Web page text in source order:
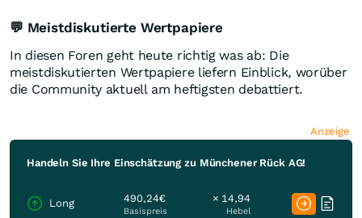
💬 Meistdiskutierte Wertpapiere
In diesen Foren geht heute richtig was ab: Die
meistdiskutierten Wertpapiere liefern Einblick, worüber
die Community aktuell am heftigsten debattiert.
Anzeige
Handeln Sie Ihre Einschätzung zu Münchener Rück AG!
Long 490,24€
Basispreis
× 14,94
Hebel